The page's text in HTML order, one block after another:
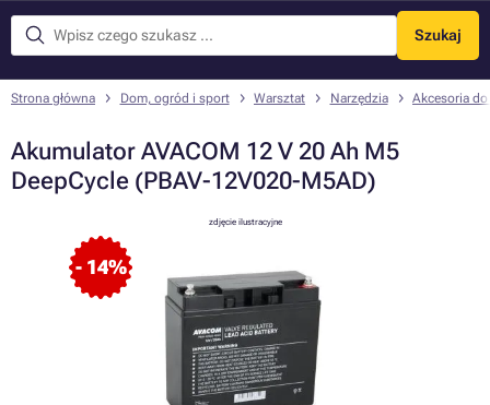
Szukaj
Menu
Strona główna Dom, ogród i sport Warsztat Narzędzia Akcesoria
Akumulator AVACOM 12 V 20 Ah M5
DeepCycle (PBAV-12V020-M5AD)
- 14%
zdjęcie ilustracyjne